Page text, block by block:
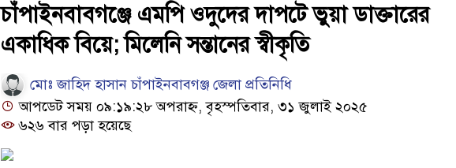
চাঁপাইনবাবগঞ্জে এমপি ওদুদের দাপটে ভুয়া ডাক্তারের
একাধিক বিয়ে; মিলেনি সন্তানের স্বীকৃতি
মোঃ জাহিদ হাসান চাঁপাইনবাবগঞ্জ জেলা প্রতিনিধি
আপডেট সময় ০৯:১৯:২৮ অপরাহ্ন, বৃহস্পতিবার, ৩১ জুলাই ২০২৫
৬২৬ বার পড়া হয়েছে